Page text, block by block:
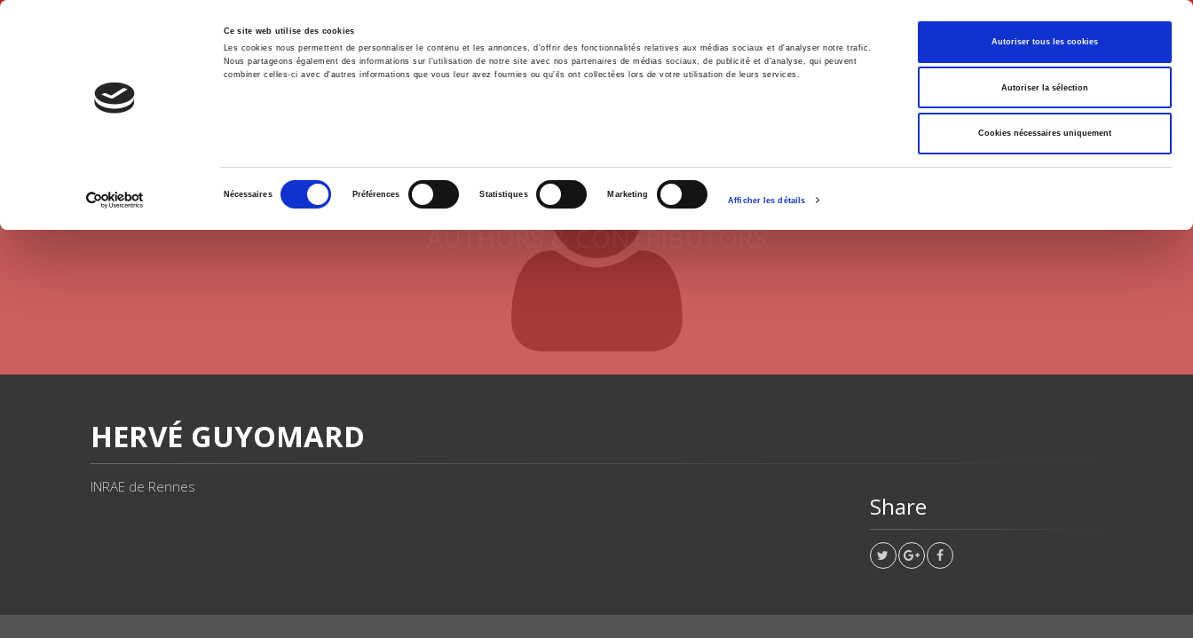
Ce site web utilise des cookies
Les cookies nous permettent de personnaliser le contenu et les annonces, d'offrir des fonctionnalités relatives aux médias sociaux et d'analyser notre trafic.
Nous partageons également des informations sur l'utilisation de notre site avec nos partenaires de médias sociaux, de publicité et d'analyse, qui peuvent
combiner celles-ci avec d'autres informations que vous leur avez fournies ou qu'ils ont collectées lors de votre utilisation de leurs services.
consentement
Nécessaires Préférences Statistiques Marketing
Afficher les détails
Autoriser tous les cookies
Autoriser la sélection
Cookies nécessaires uniquement
English
Home Environment History International Politics
AUTHORS & CONTRIBUTORS
HERVÉ GUYOMARD
INRAE de Rennes
Share